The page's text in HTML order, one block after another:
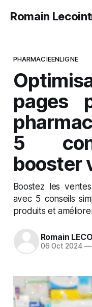
Romain
PHARMACIEENLIGNE
pages
5
booster
Boostez les
avec 5 conseils
produits et
Romain
06 Oct 2024 —